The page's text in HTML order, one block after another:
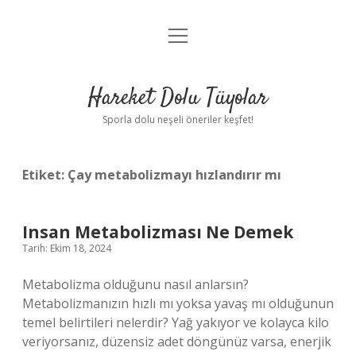
Anasayfa
Yasal Uyarı
menüyü
Hareket Dolu Tüyolar
Sporla dolu neşeli öneriler keşfet!
Etiket: Çay metabolizmayı hızlandırır mı
Insan Metabolizması Ne Demek
Tarih: Ekim 18, 2024
Metabolizma olduğunu nasıl anlarsın?
Metabolizmanızın hızlı mı yoksa yavaş mı olduğunun
temel belirtileri nelerdir? Yağ yakıyor ve kolayca kilo
veriyorsanız, düzensiz adet döngünüz varsa, enerjik